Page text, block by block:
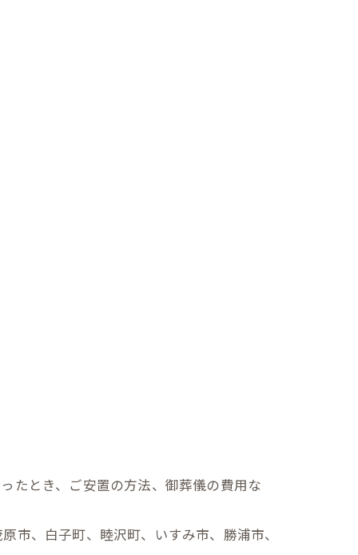
たとき、ご安置の方法、御葬儀の費用な
市、白子町、睦沢町、いすみ市、勝浦市、